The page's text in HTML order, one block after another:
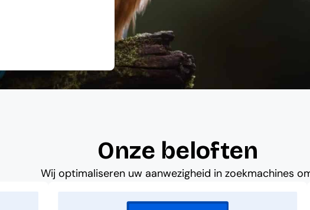
Onze beloften
Wij optimaliseren uw aanwezigheid in zoekmachines